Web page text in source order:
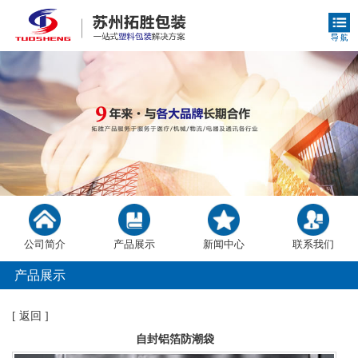
公司简介 产品展示 新闻中心 联系我们
产品展示
[ 返回 ]
自封铝箔防潮袋